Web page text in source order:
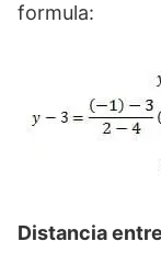
formula:
Distancia